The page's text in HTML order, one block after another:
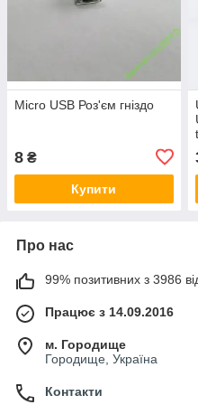
Micro USB Роз'єм гніздо
8 ₴
Купити
Про нас
99% позитивних з 3986
Працює з 14.09.2016
м. Городище
Городище, Україна
Контакти